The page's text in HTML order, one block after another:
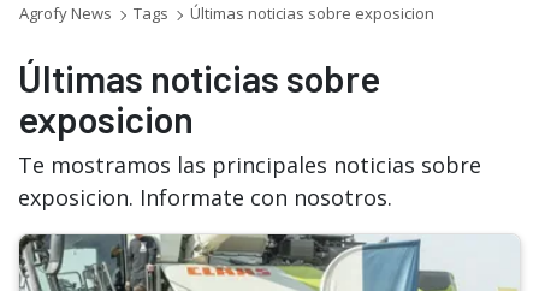
Agrofy News Tags Últimas noticias sobre exposicion
Últimas noticias sobre
exposicion
Te mostramos las principales noticias sobre
exposicion. Informate con nosotros.